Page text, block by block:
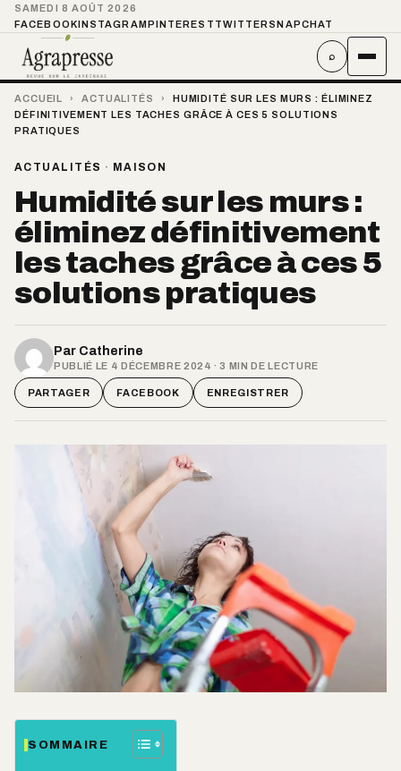
SAMEDI 8 AOÛT 2026
FACEBOOKINSTAGRAMPINTEREST TWITTER SNAPCHAT
⌕
ACCUEIL › ACTUALITÉS ›
HUMIDITÉ SUR LES MURS : ÉLIMINEZ
DÉFINITIVEMENT LES TACHES GRÂCE À CES 5 SOLUTIONS
PRATIQUES
ACTUALITÉS · MAISON
Humidité sur les murs :
éliminez définitivement
les taches grâce à ces 5
solutions pratiques
Par Catherine
PUBLIÉ LE 4 DÉCEMBRE 2024 · 3 MIN DE LECTURE
PARTAGER FACEBOOK ENREGISTRER
SOMMAIRE